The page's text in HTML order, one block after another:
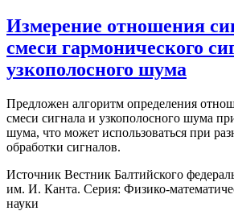
Измерение отношения
смеси гармонического
узкополосного шума
Предложен алгоритм определения
смеси сигнала и узкополосного шума
шума, что может использоваться при
обработки сигналов.
Источник Вестник Балтийского
им. И. Канта. Серия: Физико-
науки